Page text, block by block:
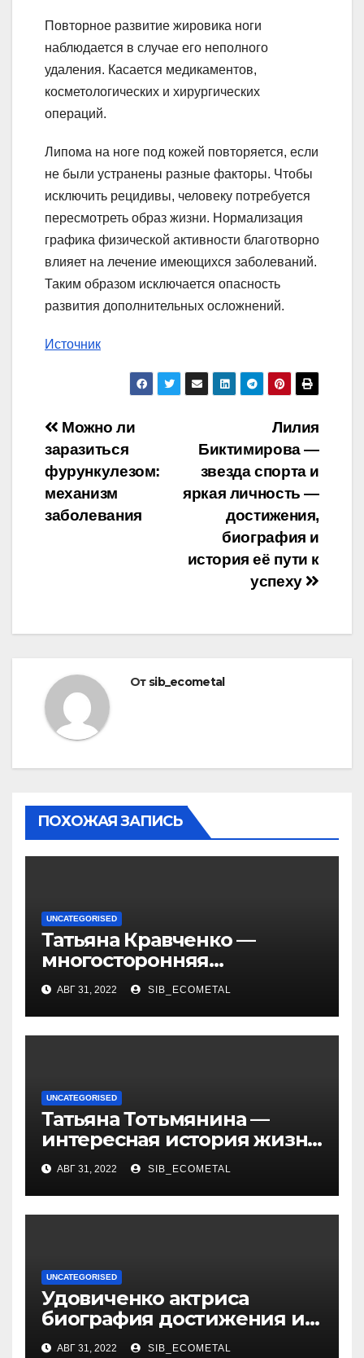
Повторное развитие жировика ноги
наблюдается в случае его неполного
удаления. Касается медикаментов,
косметологических и хирургических
операций.
Липома на ноге под кожей повторяется, если
не были устранены разные факторы. Чтобы
исключить рецидивы, человеку потребуется
пересмотреть образ жизни. Нормализация
графика физической активности благотворно
влияет на лечение имеющихся заболеваний.
Таким образом исключается опасность
развития дополнительных осложнений.
Источник
Навигация
по
записям
Лилия
Биктимирова —
звезда спорта и
яркая личность —
достижения,
биография и
история её пути к
успеху
Можно ли
заразиться
фурункулезом:
механизм
заболевания
От sib_ecometal
ПОХОЖАЯ ЗАПИСЬ
UNCATEGORISED
Татьяна Кравченко —
многосторонняя
талантливая российская
актриса с богатой
биографией и успешной
карьерой
АВГ 31, 2022 SIB_ECOMETAL
UNCATEGORISED
Татьяна Тотьмянина —
интересная история жизни
российской фигуристки
АВГ 31, 2022 SIB_ECOMETAL
UNCATEGORISED
Удовиченко актриса
биография достижения и
интересные факты
АВГ 31, 2022 SIB_ECOMETAL